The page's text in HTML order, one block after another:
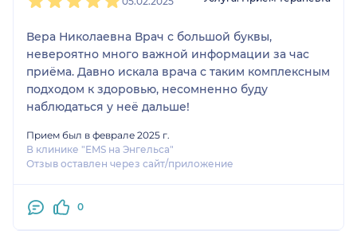
Вера Николаевна Врач с большой буквы,
невероятно много важной информации за час
приёма. Давно искала врача с таким комплексным
подходом к здоровью, несомненно буду
наблюдаться у неё дальше!
Прием был в феврале 2025 г.
В клинике "EMS на Энгельса"
Отзыв оставлен через сайт/приложение
0